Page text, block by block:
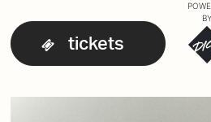
tickets
BY